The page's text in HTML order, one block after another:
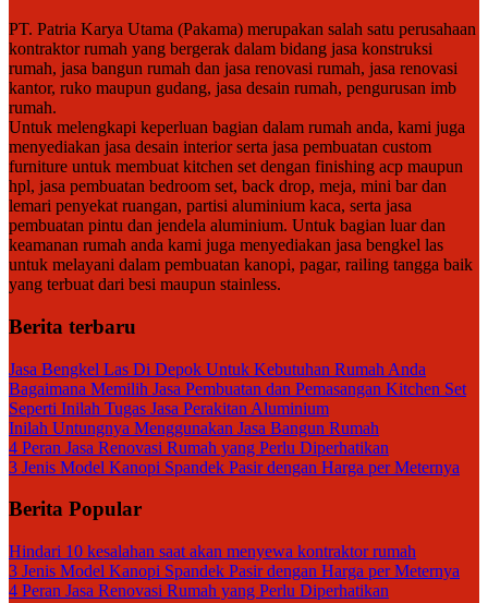
PT. Patria Karya Utama (Pakama) merupakan salah satu perusahaan
kontraktor rumah yang bergerak dalam bidang jasa konstruksi
rumah, jasa bangun rumah dan jasa renovasi rumah, jasa renovasi
kantor, ruko maupun gudang, jasa desain rumah, pengurusan imb
rumah.
Untuk melengkapi keperluan bagian dalam rumah anda, kami juga
menyediakan jasa desain interior serta jasa pembuatan custom
furniture untuk membuat kitchen set dengan finishing acp maupun
hpl, jasa pembuatan bedroom set, back drop, meja, mini bar dan
lemari penyekat ruangan, partisi aluminium kaca, serta jasa
pembuatan pintu dan jendela aluminium. Untuk bagian luar dan
keamanan rumah anda kami juga menyediakan jasa bengkel las
untuk melayani dalam pembuatan kanopi, pagar, railing tangga baik
yang terbuat dari besi maupun stainless.
Berita terbaru
Jasa Bengkel Las Di Depok Untuk Kebutuhan Rumah Anda
Bagaimana Memilih Jasa Pembuatan dan Pemasangan Kitchen Set
Seperti Inilah Tugas Jasa Perakitan Aluminium
Inilah Untungnya Menggunakan Jasa Bangun Rumah
4 Peran Jasa Renovasi Rumah yang Perlu Diperhatikan
3 Jenis Model Kanopi Spandek Pasir dengan Harga per Meternya
Berita Popular
Hindari 10 kesalahan saat akan menyewa kontraktor rumah
3 Jenis Model Kanopi Spandek Pasir dengan Harga per Meternya
4 Peran Jasa Renovasi Rumah yang Perlu Diperhatikan